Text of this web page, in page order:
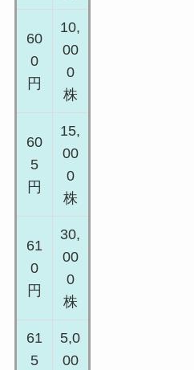
60
0
円
10,
00
0
株
60
5
円
15,
00
0
株
61
0
円
30,
00
0
株
61
5
5,0
00